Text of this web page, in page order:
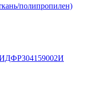
полипропилен)